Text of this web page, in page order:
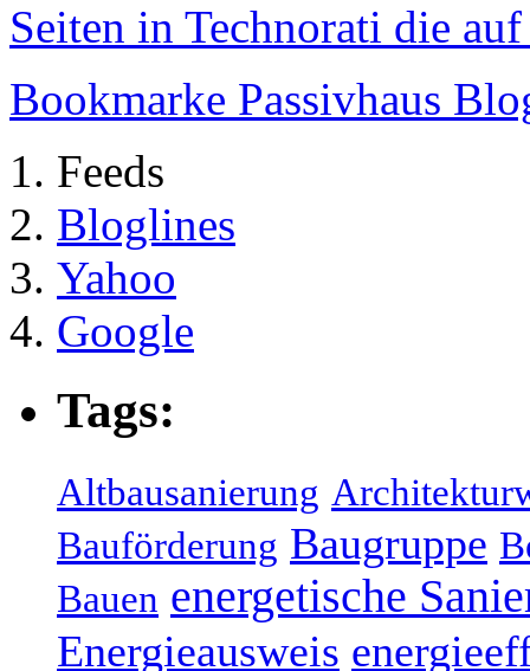
Seiten in Technorati die
Bookmarke Passivhaus
Feeds
Bloglines
Yahoo
Google
Tags:
Altbausanierung
Bauförderung Baugruppe
Bauen energetische
Energieausweis